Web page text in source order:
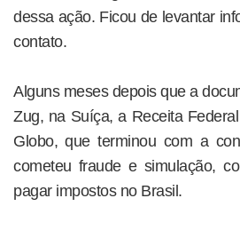
dessa ação. Ficou de levantar
contato.
Alguns meses depois que a
Zug, na Suíça, a Receita
Globo, que terminou com a
cometeu fraude e simulação,
pagar impostos no Brasil.